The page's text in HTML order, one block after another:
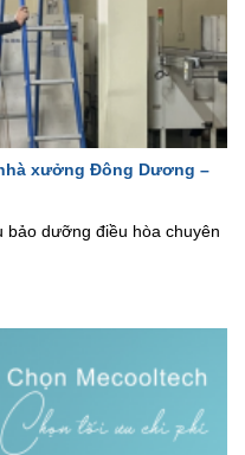
xưởng Đông Dương –
bảo dưỡng điều hòa chuyên